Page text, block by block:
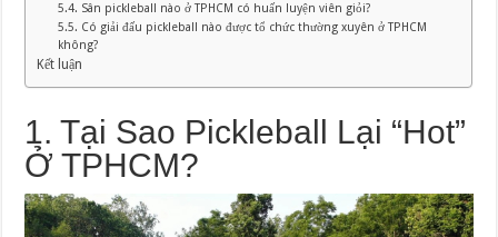
5.4. Sân pickleball nào ở TPHCM có huấn luyện viên giỏi?
5.5. Có giải đấu pickleball nào được tổ chức thường xuyên ở TPHCM
không?
Kết luận
1. Tại Sao Pickleball Lại “Hot”
Ở TPHCM?